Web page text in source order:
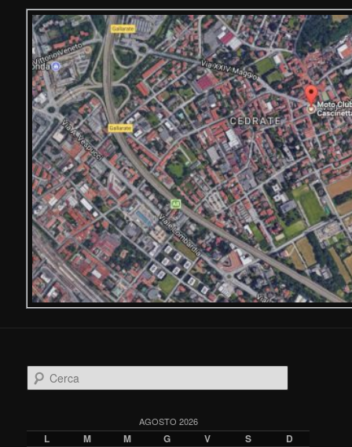
e
a
AGOSTO 2026
L M M G V S D